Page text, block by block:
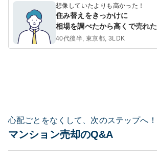
想像していたよりも高かった！
住み替えをきっかけに
相場を調べたから高くで売れた
40代後半, 東京都, 3LDK
心配ごとをなくして、次のステップへ！
マンション売却のQ&A